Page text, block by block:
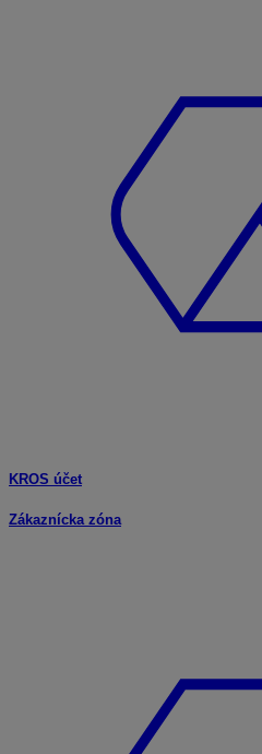
KROS účet
Zákaznícka zóna